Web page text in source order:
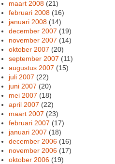
maart 2008 (21)
februari 2008 (16)
januari 2008 (14)
december 2007 (19)
november 2007 (14)
oktober 2007 (20)
september 2007 (11)
augustus 2007 (15)
juli 2007 (22)
juni 2007 (20)
mei 2007 (18)
april 2007 (22)
maart 2007 (23)
februari 2007 (17)
januari 2007 (18)
december 2006 (16)
november 2006 (17)
oktober 2006 (19)